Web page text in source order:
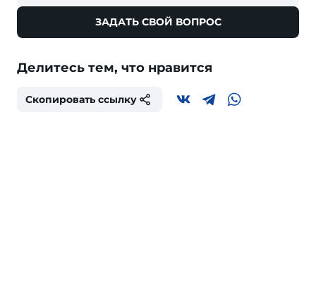
ЗАДАТЬ СВОЙ ВОПРОС
Делитесь тем, что нравится
Скопировать ссылку